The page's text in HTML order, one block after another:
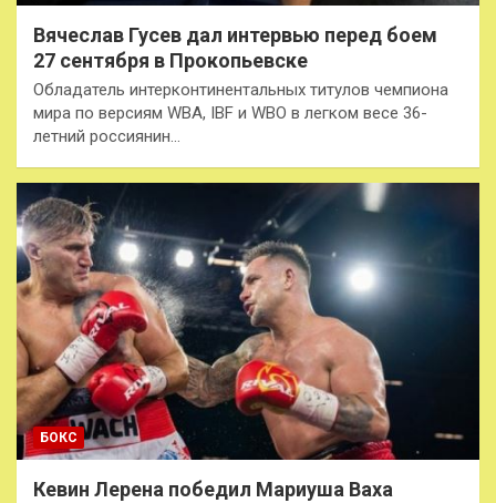
Вячеслав Гусев дал интервью перед боем
27 сентября в Прокопьевске
Обладатель интерконтинентальных титулов чемпиона
мира по версиям WBA, IBF и WBO в легком весе 36-
летний россиянин…
БОКС
Кевин Лерена победил Мариуша Ваха